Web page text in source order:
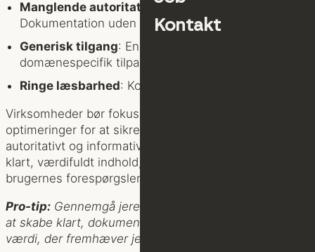
Kontakt
Manglende autoritative referencer
Dokumentation uden troværdige kilder
Generisk tilgang: Ensartet indhold uden
domænespecifik tilpasning
Ringe læsbarhed: Komplekst og tungt sprog
Virksomheder bør fokusere på domænetilpassede
optimeringer for at sikre, at deres indhold fremstår
autoritativt og informativt. Det handler om at skabe
klart, værdifuldt indhold, der naturligt besvarer
brugernes forespørgsler.
Pro-tip: Gennemgå jeres indhold kritisk og fokuser på
at skabe klart, dokumenteret materiale med høj faglig
værdi, der fremhæver jeres ekspertise.